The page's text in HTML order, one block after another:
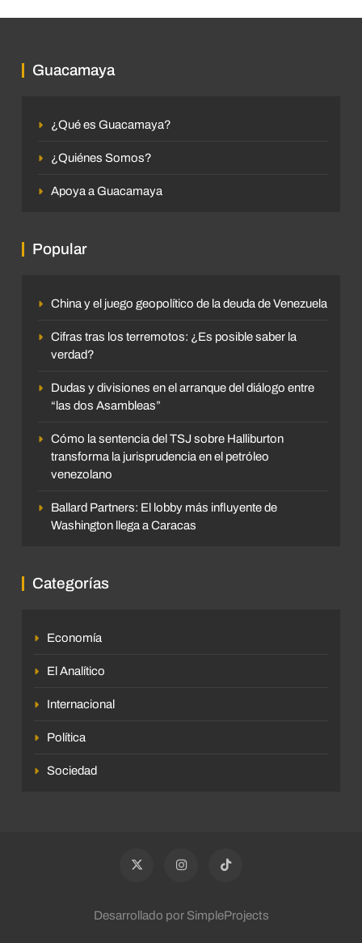
Guacamaya
¿Qué es Guacamaya?
¿Quiénes Somos?
Apoya a Guacamaya
Popular
China y el juego geopolítico de la deuda de Venezuela
Cifras tras los terremotos: ¿Es posible saber la
verdad?
Dudas y divisiones en el arranque del diálogo entre
“las dos Asambleas”
Cómo la sentencia del TSJ sobre Halliburton
transforma la jurisprudencia en el petróleo
venezolano
Ballard Partners: El lobby más influyente de
Washington llega a Caracas
Categorías
Economía
El Analítico
Internacional
Política
Sociedad
Desarrollado por SimpleProjects